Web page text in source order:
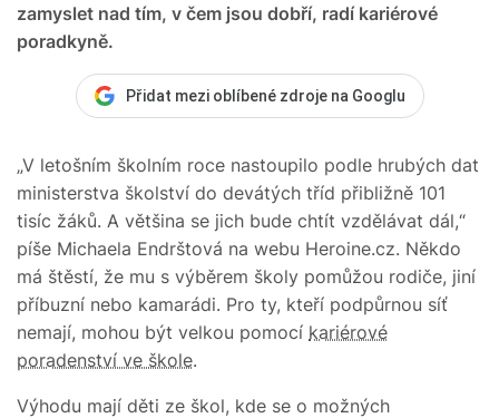
zamyslet nad tím, v čem jsou dobří, radí kariérové
poradkyně.
Přidat mezi oblíbené zdroje na Googlu
„V letošním školním roce nastoupilo podle hrubých dat
ministerstva školství do devátých tříd přibližně 101
tisíc žáků. A většina se jich bude chtít vzdělávat dál,“
píše Michaela Endrštová na webu Heroine.cz. Někdo
má štěstí, že mu s výběrem školy pomůžou rodiče, jiní
příbuzní nebo kamarádi. Pro ty, kteří podpůrnou síť
nemají, mohou být velkou pomocí kariérové
poradenství ve škole.
Výhodu mají děti ze škol, kde se o možných